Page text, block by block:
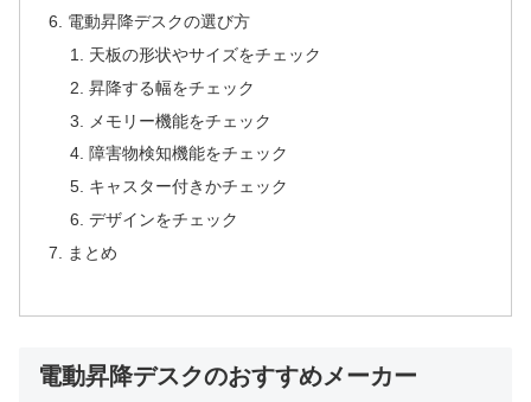
電動昇降デスクの選び方
天板の形状やサイズをチェック
昇降する幅をチェック
メモリー機能をチェック
障害物検知機能をチェック
キャスター付きかチェック
デザインをチェック
まとめ
電動昇降デスクのおすすめメーカー